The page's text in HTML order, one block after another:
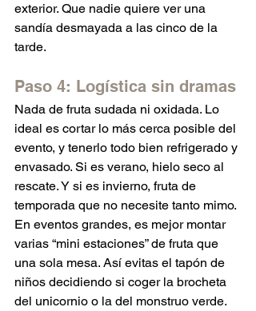
exterior. Que nadie quiere ver una
sandía desmayada a las cinco de la
tarde.
Paso 4: Logística sin dramas
Nada de fruta sudada ni oxidada. Lo
ideal es cortar lo más cerca posible del
evento, y tenerlo todo bien refrigerado y
envasado. Si es verano, hielo seco al
rescate. Y si es invierno, fruta de
temporada que no necesite tanto mimo.
En eventos grandes, es mejor montar
varias “mini estaciones” de fruta que
una sola mesa. Así evitas el tapón de
niños decidiendo si coger la brocheta
del unicornio o la del monstruo verde.